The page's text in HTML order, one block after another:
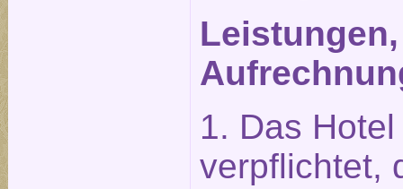
1. Das
verpflichtet,